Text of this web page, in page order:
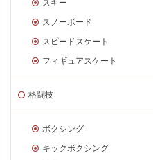
スキー
スノーボード
スピードスケート
フィギュアスケート
格闘技
ボクシング
キックボクシング